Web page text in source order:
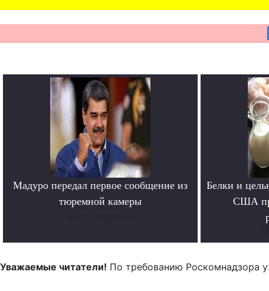
Мадуро передал первое сообщение из
тюремной камеры
Белки и
США
Уважаемые читатели! По требованию Роскомнадзора